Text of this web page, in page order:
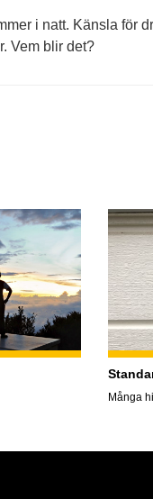
i natt. Känsla för
Vem blir det?
Många